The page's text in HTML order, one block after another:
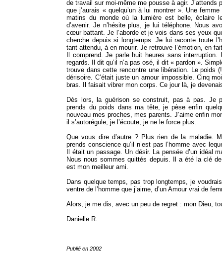
de travail sur moi-même me pousse à agir. J’attends
que j’aurais « quelqu’un à lui montrer ». Une
matins du monde où la lumière est belle, éclaire
d’avenir. Je n’hésite plus, je lui téléphone. Nous
cœur battant. Je l’aborde et je vois dans ses yeux
cherche depuis si longtemps. Je lui raconte toute
tant attendu, à en mourir. Je retrouve l’émotion, en
Il comprend. Je parle huit heures sans
regards. Il dit qu’il n’a pas osé, il dit « pardon ».
trouve dans cette rencontre une libération. Le poids
dérisoire. C’était juste un amour impossible. Cinq
bras. Il faisait vibrer mon corps. Ce jour là, je
Dès lors, la guérison se construit, pas à pas. Je
prends du poids dans ma tête, je pèse enfin
nouveau mes proches, mes parents. J’aime enfin
il s’autorégule, je l’écoute, je ne le force plus.
Que vous dire d’autre ? Plus rien de la maladie.
prends conscience qu’il n’est pas l’homme avec
Il était un passage. Un désir. La pensée d’un idéal
Nous nous sommes quittés depuis. Il a été la clé
est mon meilleur ami.
Dans quelque temps, pas trop longtemps, je
ventre de l’homme que j’aime, d’un Amour vrai de
Alors, je me dis, avec un peu de regret : mon Dieu,
Danielle R.
Publié en 2002